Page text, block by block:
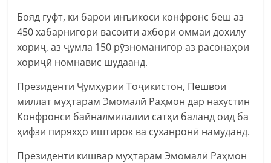
Бояд гуфт, ки барои инъикоси конфронс беш аз
450 хабарнигори васоити ахбори оммаи дохилу
хориҷ, аз ҷумла 150 рӯзноманигор аз расонаҳои
хориҷӣ номнавис шудаанд.
Президенти Ҷумҳурии Тоҷикистон, Пешвои
миллат муҳтарам Эмомалӣ Раҳмон дар нахустин
Конфронси байналмилалии сатҳи баланд оид ба
ҳифзи пиряхҳо иштирок ва суханронӣ намуданд.
Президенти кишвар муҳтарам Эмомалӣ Раҳмон